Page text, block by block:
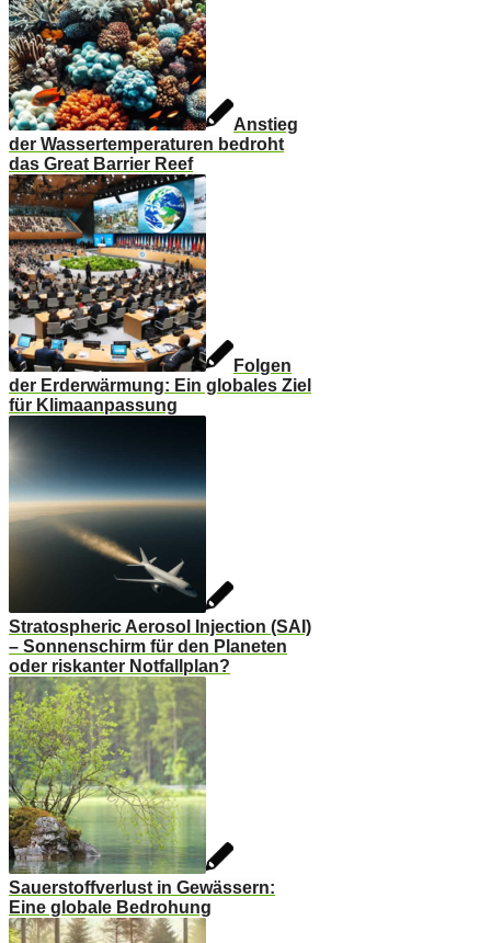
Anstieg
der Wassertemperaturen bedroht
das Great Barrier Reef
Folgen
der Erderwärmung: Ein globales Ziel
für Klimaanpassung
Stratospheric Aerosol Injection (SAI)
– Sonnenschirm für den Planeten
oder riskanter Notfallplan?
Sauerstoffverlust in Gewässern:
Eine globale Bedrohung